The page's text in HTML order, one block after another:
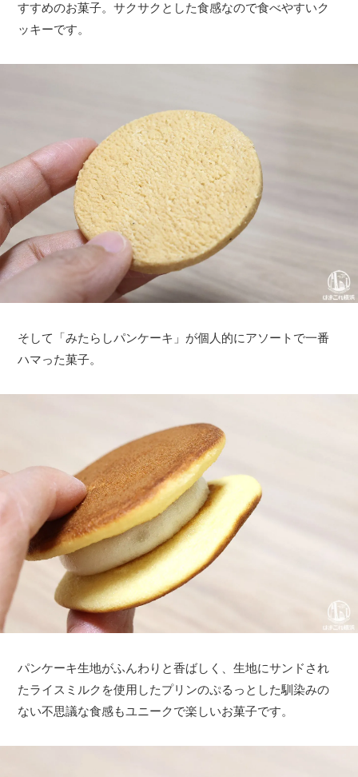
すすめのお菓子。サクサクとした食感なので食べやすいク
ッキーです。
そして「みたらしパンケーキ」が個人的にアソートで一番
ハマった菓子。
パンケーキ生地がふんわりと香ばしく、生地にサンドされ
たライスミルクを使用したプリンのぷるっとした馴染みの
ない不思議な食感もユニークで楽しいお菓子です。